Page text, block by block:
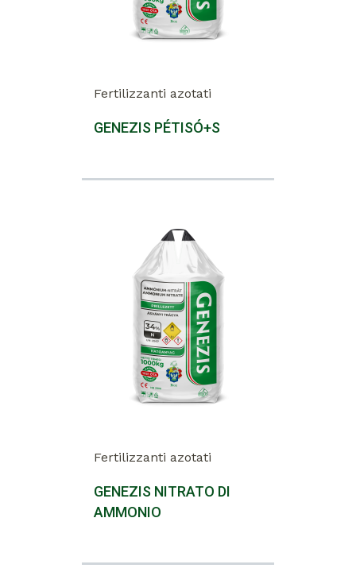
Fertilizzanti azotati
GENEZIS PÉTISÓ+S
Fertilizzanti azotati
GENEZIS NITRATO DI
AMMONIO